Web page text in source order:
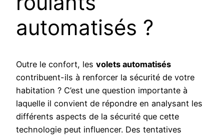
automatisés ?
Outre le confort, les volets automatisés
contribuent-ils à renforcer la sécurité de votre
habitation ? C’est une question importante à
laquelle il convient de répondre en analysant les
différents aspects de la sécurité que cette
technologie peut influencer. Des tentatives